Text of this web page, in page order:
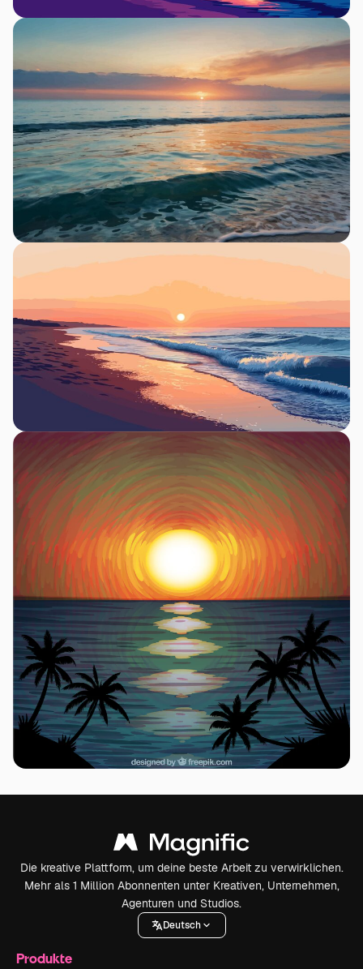
Die kreative Plattform, um deine beste Arbeit zu verwirklichen.
Mehr als 1 Million Abonnenten unter Kreativen, Unternehmen,
Agenturen und Studios.
Deutsch
Produkte